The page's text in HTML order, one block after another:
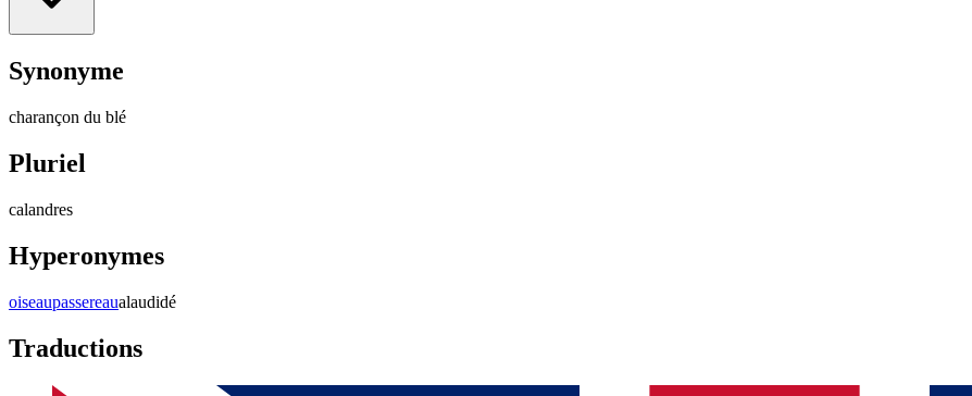
Synonyme
charançon du blé
Pluriel
calandres
Hyperonymes
oiseaupassereaualaudidé
Traductions